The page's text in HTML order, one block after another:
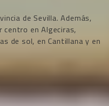
de Sevilla. Además,
en Algeciras,
de sol, en Cantillana y en